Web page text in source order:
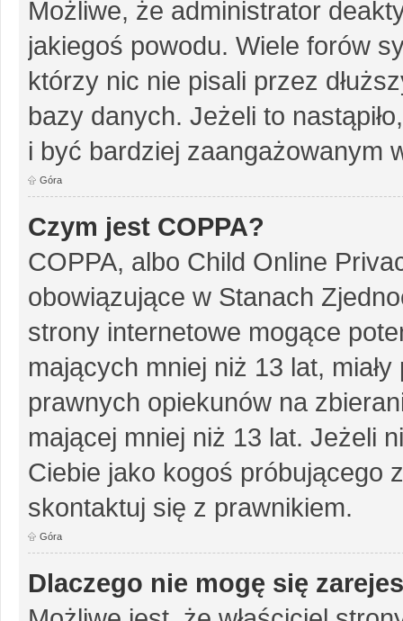
Możliwe, że administrator
jakiegoś powodu. Wiele forów
którzy nic nie pisali przez
bazy danych. Jeżeli to
i być bardziej zaangażowanym
Góra
Czym jest COPPA?
COPPA, albo Child Online
obowiązujące w Stanach
strony internetowe mogące
mających mniej niż 13 lat,
prawnych opiekunów na
mającej mniej niż 13 lat. Jeżeli
Ciebie jako kogoś próbującego
skontaktuj się z prawnikiem.
Góra
Dlaczego nie mogę się